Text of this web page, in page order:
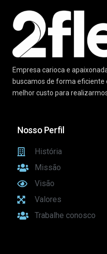
Empresa carioca e
buscamos de forma eficiente
melhor custo para
Nosso Perfil
História
Missão
Visão
Valores
Trabalhe conosco